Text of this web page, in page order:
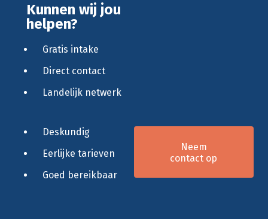
Kunnen wij jou
helpen?
Gratis intake
Direct contact
Landelijk netwerk
Deskundig
Eerlijke tarieven
Goed bereikbaar
Neem
contact op